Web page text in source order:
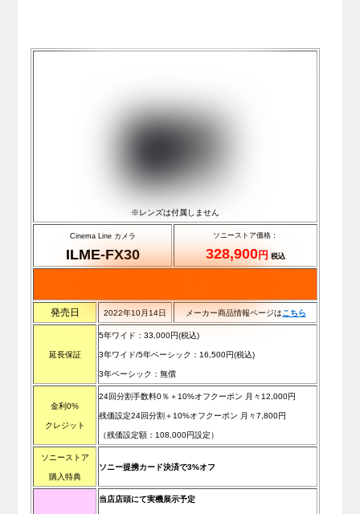
※レンズは付属しません
Cinema Line カメラ
ILME-FX30
ソニーストア価格：
328,900円 税込
発売日 2022年10月14日 メーカー商品情報ページはこ ちら
延長保証
5年ワイド：33,000円(税込)
3年ワイド/5年ベーシック：16,500円(税込)
3年ベーシック：無償
金利0%
クレジット
24回分割手数料0％＋10%オフクーポン 月々12,000円
残価設定24回分割＋10%オフクーポン 月々7,800円
（残価設定額：108,000円設定）
ソニーストア
購入特典
ソニー提携カード決済で3%オフ
当店店頭にて実機展示予定